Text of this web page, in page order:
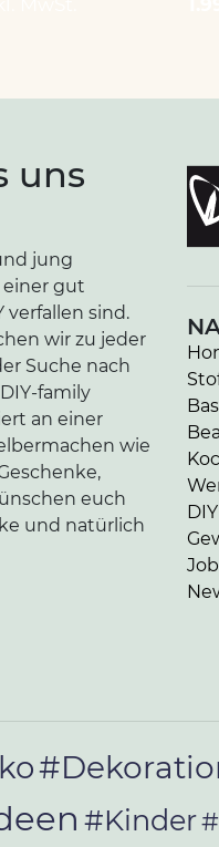
uns
jung
einer gut
verfallen sind.
wir zu jeder
Suche nach
family
an einer
wie
euch
und natürlich
#Kinder